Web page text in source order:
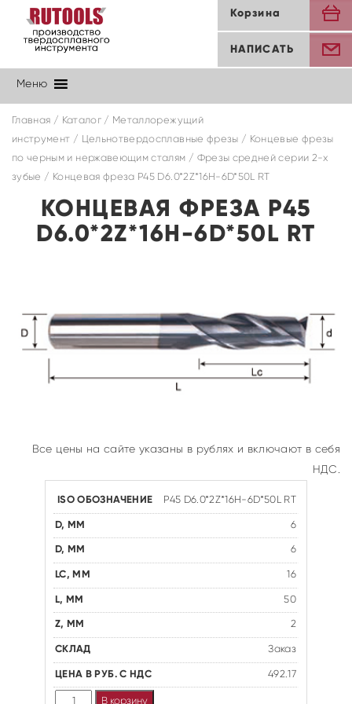
Корзина
НАПИСАТЬ
Меню
Главная / Каталог/ Металлорежущий
инструмент / Цельнотвердосплавные фрезы / Концевые фрезы
по черным и нержавеющим сталям / Фрезы средней серии 2-х
зубые / Концевая фреза P45 D6.0*2Z*16H-6D*50L RT
КОНЦЕВАЯ ФРЕЗА P45
D6.0*2Z*16H-6D*50L RT
Все цены на сайте указаны в рублях и включают в себя
НДС.
P45 D6.0*2Z*16H-6D*50L RT
6
6
16
50
2
Заказ
492.17
КоличествоВ корзину